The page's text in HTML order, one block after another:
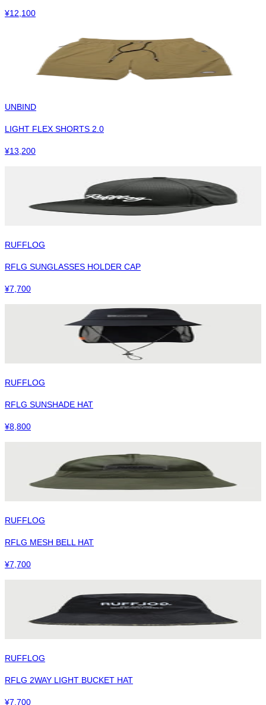
¥12,100
UNBIND
LIGHT FLEX SHORTS 2.0
¥13,200
RUFFLOG
RFLG SUNGLASSES HOLDER CAP
¥7,700
RUFFLOG
RFLG SUNSHADE HAT
¥8,800
RUFFLOG
RFLG MESH BELL HAT
¥7,700
RUFFLOG
RFLG 2WAY LIGHT BUCKET HAT
¥7,700